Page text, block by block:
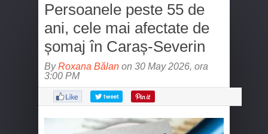
Persoanele peste 55 de
ani, cele mai afectate de
șomaj în Caraș-Severin
ByRoxana Bălan on 30 May 2026, ora
3:00 PM